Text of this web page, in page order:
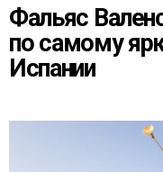
Фальяс
по самому
Испании